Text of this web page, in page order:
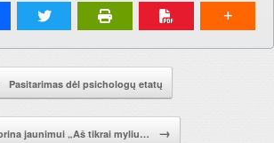
Pasitarimas dėl psichologų etatų
jaunimui „Aš tikrai myliu… →